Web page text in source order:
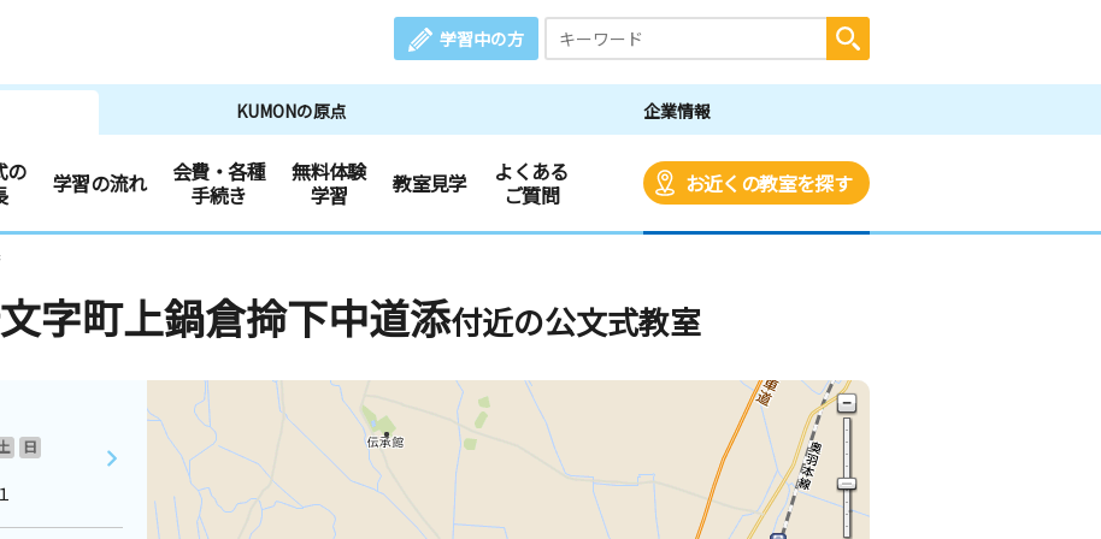
学習中の方
KUMONの原点 企業情報
の
学習の流れ
会費・各種
手続き
無料体験
学習
教室見学
よくある
ご質問
お近くの教室を探す
字町上鍋倉掵下中道添付近の公文式教室
日